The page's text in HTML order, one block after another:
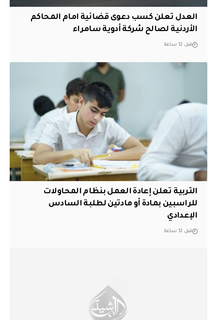
العدل تعلن كسب دعوى قضائية امام المحاكم
الأردنية لصالح شركة أدوية سامراء
قبل 12 ساعة
التربية تعلن إعادة العمل بنظام المحاولات
للراسبين بمادة أو مادتين لطلبة السادس
الإعدادي
قبل 12 ساعة